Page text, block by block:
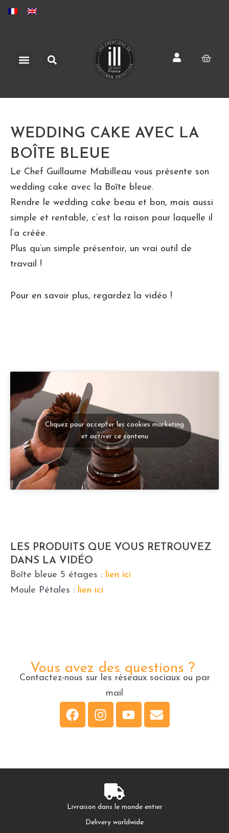
Aller
MenuRechercher
WEDDING CAKE AVEC LA
BOÎTE BLEUE
Le Chef Guillaume Mabilleau vous présente son
wedding cake avec la Boîte bleue.
Rendre le wedding cake beau et bon, mais aussi
simple et rentable, c’est la raison pour laquelle il
l’a créée.
Plus qu’un simple présentoir, un vrai outil de
travail !
Pour en savoir plus, regardez la vidéo !
Cliquez pour accepter les cookies marketing
et activer ce contenu
LES PRODUITS QUE VOUS RETROUVEZ
DANS LA VIDÉO
Boîte bleue 5 étages : lien ici
Moule Pétales : lien ici
Vous avez des questions ?
Contactez-nous sur les réseaux sociaux ou par
mail
F
k
I
g
r
a
m
Y
E
e
Livraison dans le monde entier
Delivery worldwide